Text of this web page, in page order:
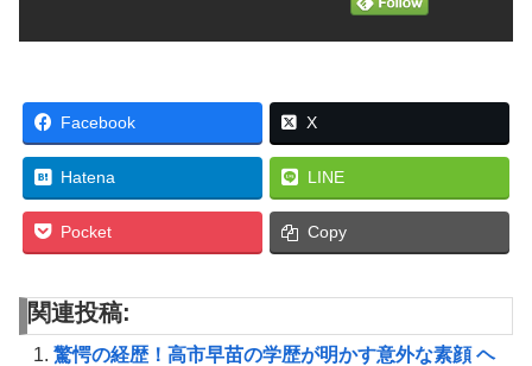
Facebook X
Hatena LINE
Pocket Copy
関連投稿:
驚愕の経歴！高市早苗の学歴が明かす意外な素顔 ヘ